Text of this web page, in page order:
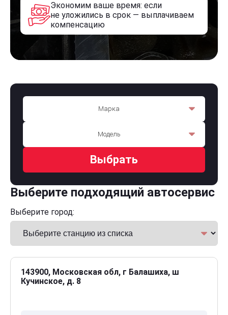
Экономим ваше время: если
не уложились в срок — выплачиваем
компенсацию
Марка
Модель
Выбрать
Выберите подходящий автосервис
Выберите город:
143900, Московская обл, г Балашиха, ш
Кучинское, д. 8